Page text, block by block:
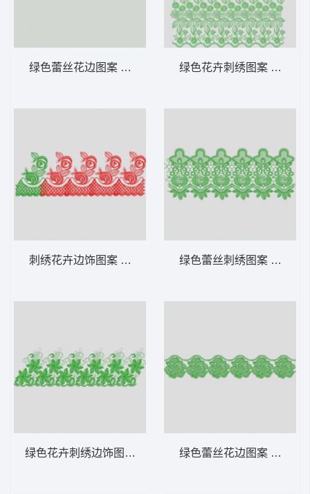
绿色蕾丝花边图案 水溶
刺绣花卉边饰图案 水溶
绿色花卉刺绣边饰图案 水溶
绿色花卉刺绣图案 水溶
绿色蕾丝刺绣图案 水溶
绿色蕾丝花边图案 水溶